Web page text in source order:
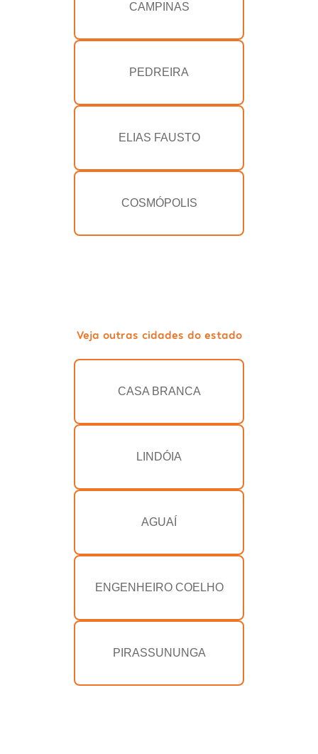
CAMPINAS
PEDREIRA
ELIAS FAUSTO
COSMÓPOLIS
Veja outras cidades do estado
CASA BRANCA
LINDÓIA
AGUAÍ
ENGENHEIRO COELHO
PIRASSUNUNGA